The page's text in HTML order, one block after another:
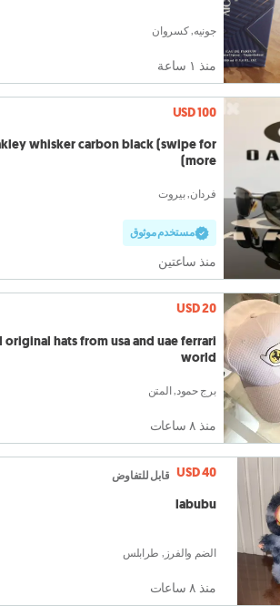
جونيه, كسروان
منذ ١ ساعة
USD 100
whisker carbon black (swipe for
more)
فردان, بيروت
مستخدم موثوق
منذ ساعتين
USD 20
original hats from usa and uae ferrari
world
برج حمود, المتن
منذ ٨ ساعات
USD 40 قابل للتفاوض
labubu
الضم والفرز, طرابلس
منذ ٨ ساعات